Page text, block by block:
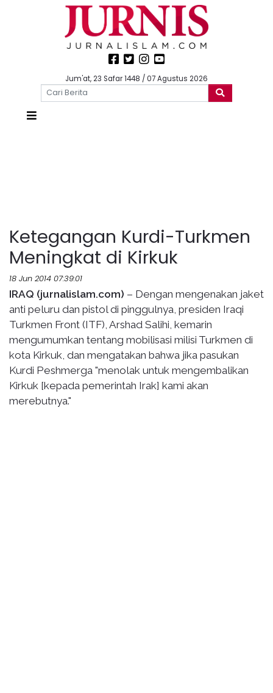
Jum'at, 23 Safar 1448 / 07 Agustus 2026
Ketegangan Kurdi-Turkmen
Meningkat di Kirkuk
18 Jun 2014 07:39:01
IRAQ (jurnalislam.com) – Dengan mengenakan jaket
anti peluru dan pistol di pinggulnya, presiden Iraqi
Turkmen Front (ITF), Arshad Salihi, kemarin
mengumumkan tentang mobilisasi milisi Turkmen di
kota Kirkuk, dan mengatakan bahwa jika pasukan
Kurdi Peshmerga "menolak untuk mengembalikan
Kirkuk [kepada pemerintah Irak] kami akan
merebutnya."